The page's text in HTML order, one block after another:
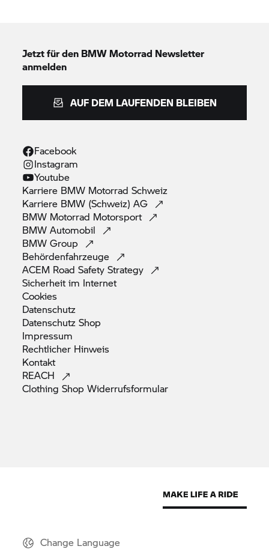
Jetzt für den BMW Motorrad Newsletter
anmelden
AUF DEM LAUFENDEN BLEIBEN
Facebook
Instagram
Youtube
Karriere BMW Motorrad Schweiz
Karriere BMW (Schweiz)AG
BMW Motorrad Motorsport
BMWAutomobil
BMWGroup
Behördenfahrzeuge
ACEM Road SafetyStrategy
Sicherheit im Internet
Cookies
Datenschutz
DatenschutzShop
Impressum
Rechtlicher Hinweis
Kontakt
REACH
Clothing ShopWiderrufsformular
Change Language